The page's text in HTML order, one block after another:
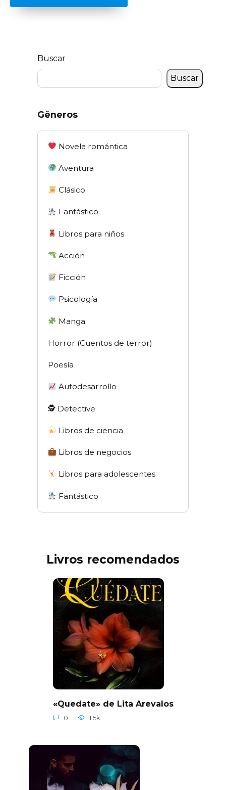
Buscar
Buscar
Gêneros
Novela romántica
Aventura
Clásico
Fantástico
Libros para niños
Acción
Ficción
Psicología
Manga
Horror (Cuentos de terror)
Poesía
Autodesarrollo
🕵 Detective
Libros de ciencia
Libros de negocios
Libros para adolescentes
Fantástico
Livros recomendados
«Quedate» de Lita Arevalos
0 1.5k.